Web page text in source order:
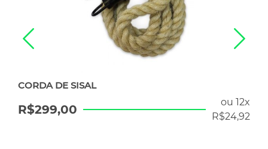
CORDA DE SISAL
ou 12x
R$24,92
R$299,00